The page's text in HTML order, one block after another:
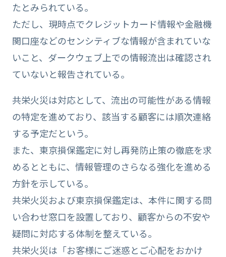
たとみられている。
ただし、現時点でクレジットカード情報や金融機
関口座などのセンシティブな情報が含まれていな
いこと、ダークウェブ上での情報流出は確認され
ていないと報告されている。
共栄火災は対応として、流出の可能性がある情報
の特定を進めており、該当する顧客には順次連絡
する予定だという。
また、東京損保鑑定に対し再発防止策の徹底を求
めるとともに、情報管理のさらなる強化を進める
方針を示している。
共栄火災および東京損保鑑定は、本件に関する問
い合わせ窓口を設置しており、顧客からの不安や
疑問に対応する体制を整えている。
共栄火災は「お客様にご迷惑とご心配をおかけ